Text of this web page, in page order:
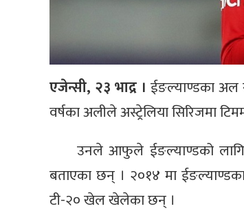
एजेन्सी, २३ भाद्र । ईङल्याण्डका अल
वर्षका अलीले अस्ट्रेलिया सिरिजमा
उनले आफुले ईङल्याण्डको
बताएका छन् । २०१४ मा
टी-२० खेल खेलेका छन् ।